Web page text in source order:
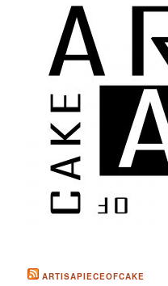
ARTISAPIECEOFCAKE